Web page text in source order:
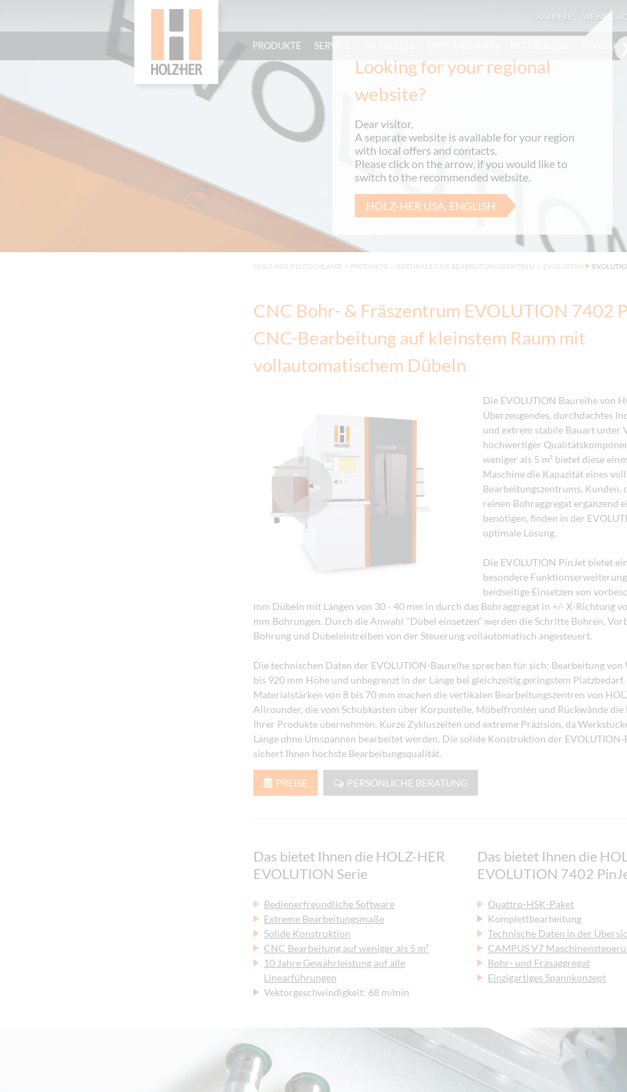
Looking for your regional
website?
Dear visitor,
A separate website is available for your region
with local offers and contacts.
Please click on the arrow, if you would like to
switch to the recommended website.
HOLZ-HER USA, ENGLISH
KARRIERE WEINIG
PRODUKTE SERVICE KONTAKT
HOLZ-HER DEUTSCHLAND > PRODUKTE > VERTIKALE CNC BEARBEITUNGSZENTREN > EVOLUTION
CNC Bohr- & Fräszentrum EVOLUTION 7402
CNC-Bearbeitung auf kleinstem Raum mit
vollautomatischem Dübeln
Die EVOLUTION Baureihe von
Überzeugendes, durchdachtes
und extrem stabile Bauart unter
hochwertiger
weniger als 5 m² bietet diese
Maschine die Kapazität eines
Bearbeitungszentrums. Kunden,
reinen Bohraggregat ergänzend
benötigen, finden in der
optimale Lösung.
Die EVOLUTION PinJet bietet
besondere
beidseitige Einsetzen von
mm Dübeln mit Längen von 30 - 40 mm in durch das Bohraggregat in +/- X-Richtung
mm Bohrungen. Durch die Anwahl "Dübel einsetzen“ werden die Schritte Bohren,
Bohrung und Dübeleintreiben von der Steuerung vollautomatisch angesteuert.
Die technischen Daten der EVOLUTION-Baureihe sprechen für sich: Bearbeitung von
bis 920 mm Höhe und unbegrenzt in der Länge bei gleichzeitig geringstem
Materialstärken von 8 bis 70 mm machen die vertikalen Bearbeitungszentren von
Allrounder, die vom Schubkasten über Korpusteile, Möbelfronten und Rückwände die
Ihrer Produkte übernehmen. Kurze Zykluszeiten und extreme Präzision, da
Länge ohne Umspannen bearbeitet werden. Die solide Konstruktion der
sichert Ihnen höchste Bearbeitungsqualität.
PREISE PERSÖNLICHE BERATUNG
Das bietet Ihnen die HOLZ-HER
EVOLUTION Serie
Bedienerfreundliche Software
Extreme Bearbeitungsmaße
Solide Konstruktion
CNC Bearbeitung auf weniger als 5 m²
10 Jahre Gewährleistung auf alle
Linearführungen
Vektorgeschwindigkeit: 68 m/min
Das bietet Ihnen die
EVOLUTION 7402
Quattro-HSK-Paket
Komplettbearbeitung
Technische Daten in der
CAMPUS V7
Bohr- und Fräsaggregat
Einzigartiges Spannkonzept